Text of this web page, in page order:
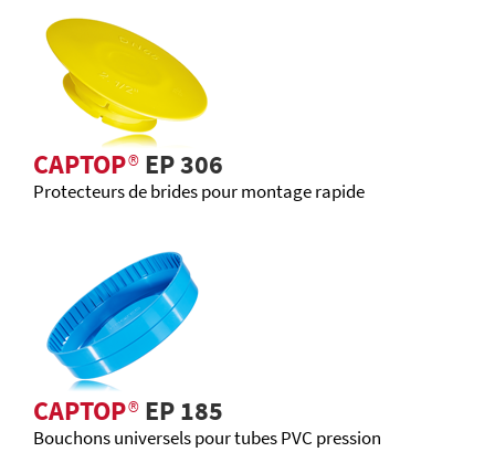
CAPTOP®EP 306
Protecteurs de brides pour montage rapide
CAPTOP®EP 185
Bouchons universels pour tubes PVC pression